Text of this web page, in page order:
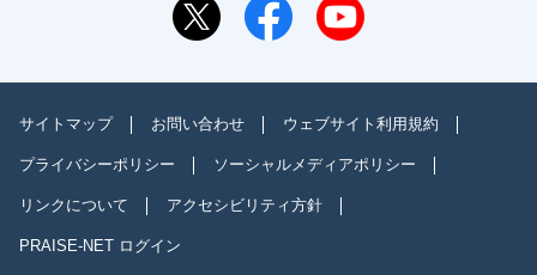
サイトマップ お問い合わせ ウェブサイト利用規約
プライバシーポリシー ソーシャルメディアポリシー
リンクについて アクセシビリティ方針
PRAISE-NET ログイン